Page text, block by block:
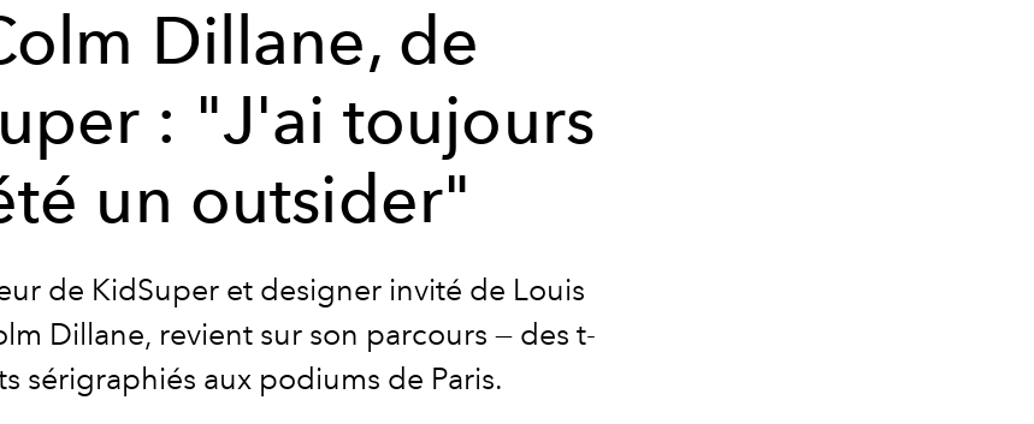
Dillane, de
: "J'ai toujours
un outsider"
de KidSuper et designer invité de Louis
Dillane, revient sur son parcours — des t-
sérigraphiés aux podiums de Paris.